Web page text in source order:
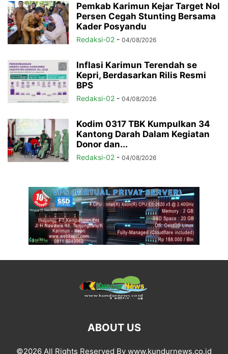
Pemkab Karimun Kejar Target Nol
Persen Cegah Stunting Bersama
Kader Posyandu
Redaksi-02 - 04/08/2026
Inflasi Karimun Terendah se
Kepri, Berdasarkan Rilis Resmi
BPS
Redaksi-02 - 04/08/2026
Kodim 0317 TBK Kumpulkan 34
Kantong Darah Dalam Kegiatan
Donor dan...
Redaksi-02 - 04/08/2026
ABOUT US
©2026 All Rights Reserved By www.kundurnews.co.id